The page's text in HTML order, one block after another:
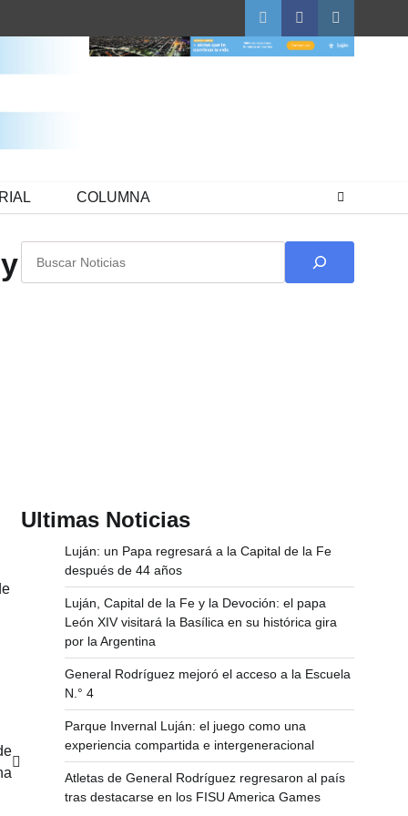
TwitterFacebookInstagram
COLUMNA
Ultimas Noticias
Luján: un Papa regresará a la Capital de la Fe
después de 44 años
Luján, Capital de la Fe y la Devoción: el papa
León XIV visitará la Basílica en su histórica gira
por la Argentina
General Rodríguez mejoró el acceso a la Escuela
N.° 4
Parque Invernal Luján: el juego como una
experiencia compartida e intergeneracional
Atletas de General Rodríguez regresaron al país
tras destacarse en los FISU America Games